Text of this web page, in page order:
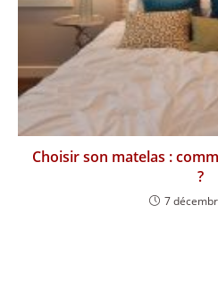
Choisir son matelas :
?
7